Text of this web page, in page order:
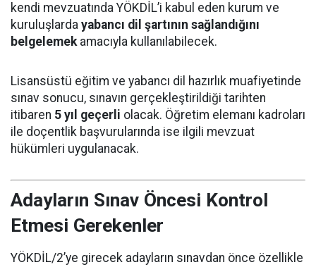
kendi mevzuatında YÖKDİL’i kabul eden kurum ve
kuruluşlarda yabancı dil şartının sağlandığını
belgelemekamacıyla kullanılabilecek.
Lisansüstü eğitim ve yabancı dil hazırlık muafiyetinde
sınav sonucu, sınavın gerçekleştirildiği tarihten
itibaren 5 yıl geçerli olacak. Öğretim elemanı kadroları
ile doçentlik başvurularında ise ilgili mevzuat
hükümleri uygulanacak.
Adayların Sınav Öncesi Kontrol
Etmesi Gerekenler
YÖKDİL/2’ye girecek adayların sınavdan önce özellikle